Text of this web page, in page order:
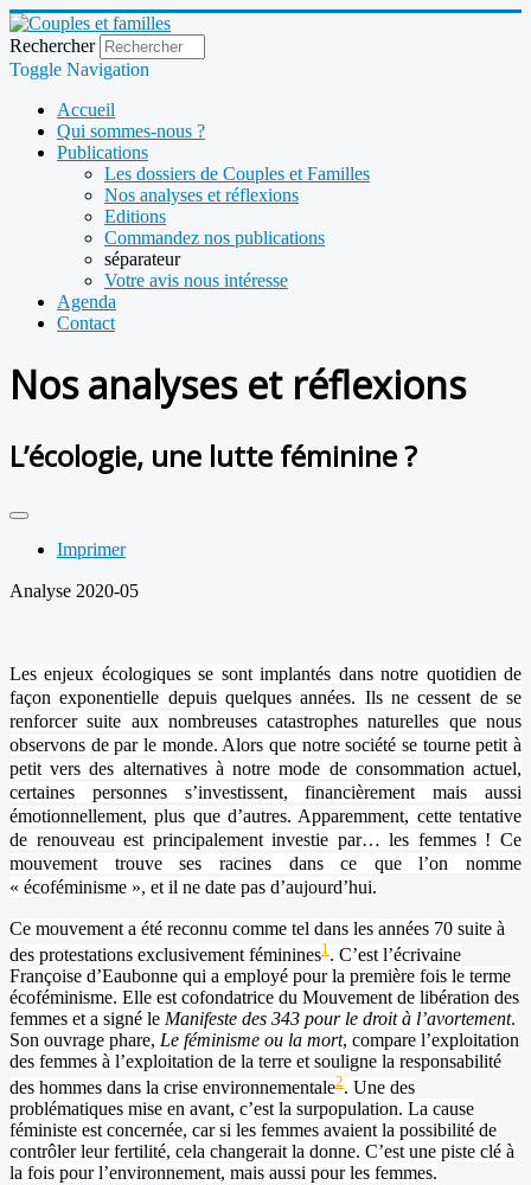
Rechercher
Toggle Navigation
Accueil
Qui sommes-nous ?
Publications
Les dossiers de Couples et Familles
Nos analyses et réflexions
Editions
Commandez nos publications
séparateur
Votre avis nous intéresse
Agenda
Contact
Nos analyses et réflexions
L’écologie, une lutte féminine ?
Imprimer
Analyse 2020-05
Les enjeux écologiques se sont implantés dans notre quotidien de
façon exponentielle depuis quelques années. Ils ne cessent de se
renforcer suite aux nombreuses catastrophes naturelles que nous
observons de par le monde. Alors que notre société se tourne petit à
petit vers des alternatives à notre mode de consommation actuel,
certaines personnes s’investissent, financièrement mais aussi
émotionnellement, plus que d’autres. Apparemment, cette tentative
de renouveau est principalement investie par… les femmes ! Ce
mouvement trouve ses racines dans ce que l’on nomme
« écoféminisme », et il ne date pas d’aujourd’hui.
Ce mouvement a été reconnu comme tel dans les années 70 suite à
des protestations exclusivement féminines1 . C’est l’écrivaine
Françoise d’Eaubonne qui a employé pour la première fois le terme
écoféminisme. Elle est cofondatrice du Mouvement de libération des
femmes et a signé le Manifeste des 343 pour le droit à l’avortement.
Son ouvrage phare, Le féminisme ou la mort, compare l’exploitation
des femmes à l’exploitation de la terre et souligne la responsabilité
des hommes dans la crise environnementale2. Une des
problématiques mise en avant, c’est la surpopulation. La cause
féministe est concernée, car si les femmes avaient la possibilité de
contrôler leur fertilité, cela changerait la donne. C’est une piste clé à
la fois pour l’environnement, mais aussi pour les femmes.